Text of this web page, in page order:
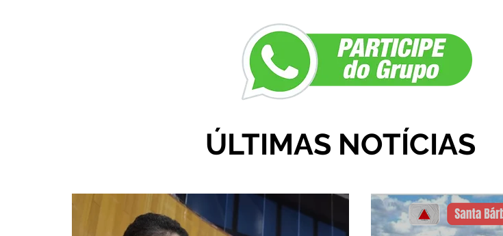
região
ÚLTIMAS NOTÍCIAS